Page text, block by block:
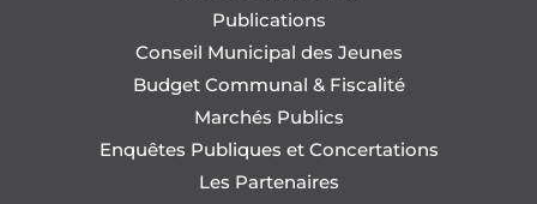
Publications
Conseil Municipal des Jeunes
Budget Communal & Fiscalité
Marchés Publics
Enquêtes Publiques et Concertations
Les Partenaires